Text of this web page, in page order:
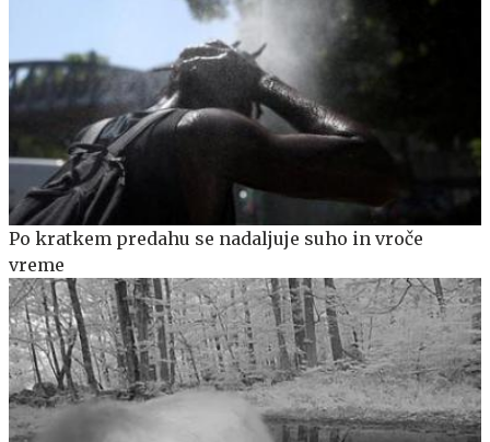
Po kratkem predahu se nadaljuje suho in vroče
vreme